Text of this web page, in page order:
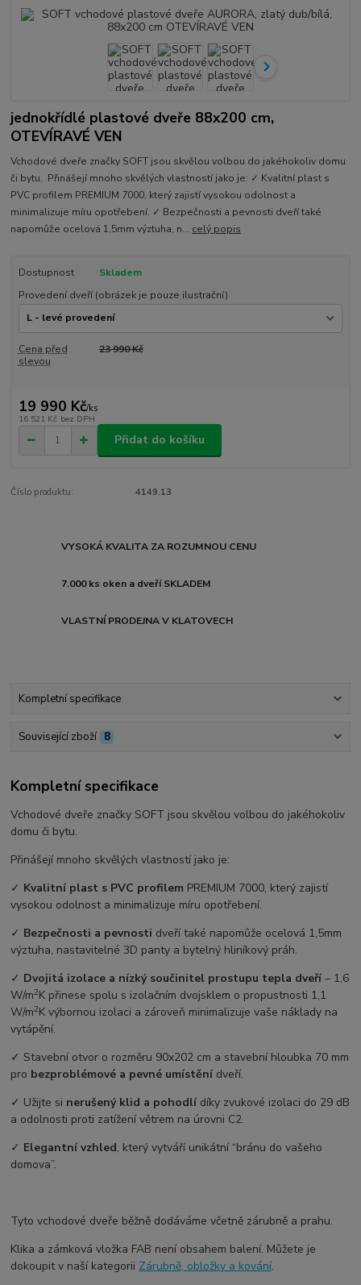
jednokřídlé plastové dveře 88x200 cm,
OTEVÍRAVÉ VEN
Vchodové dveře značky SOFT jsou skvělou volbou do jakéhokoliv domu
či bytu. Přinášejí mnoho skvělých vlastností jako je: ✓ Kvalitní plast s
PVC profilem PREMIUM 7000, který zajistí vysokou odolnost a
minimalizuje míru opotřebení. ✓ Bezpečnosti a pevnosti dveří také
napomůže ocelová 1,5mm výztuha, n... celý popis
Dostupnost
Skladem
Provedení dveří (obrázek je pouze ilustrační)
Cena před
slevou
23 990 Kč
19 990 Kč/ks
16 521 Kč bez DPH
Přidat do košíku
Číslo produktu: 4149.13
VYSOKÁ KVALITA ZA ROZUMNOU CENU
7.000 ks oken a dveří SKLADEM
VLASTNÍ PRODEJNA V KLATOVECH
Kompletní specifikace
Související zboží 8
Kompletní specifikace
Vchodové dveře značky SOFT jsou skvělou volbou do jakéhokoliv
domu či bytu.
Přinášejí mnoho skvělých vlastností jako je:
✓ Kvalitní plast s PVC profilem PREMIUM 7000, který zajistí
vysokou odolnost a minimalizuje míru opotřebení.
✓ Bezpečnosti a pevnosti dveří také napomůže ocelová 1,5mm
výztuha, nastavitelné 3D panty a bytelný hliníkový práh.
✓ Dvojitá izolace a nízký součinitel prostupu tepla dveří –⁠ 1,6
W/m2K přinese spolu s izolačním dvojsklem o propustnosti 1,1
W/m2K výbornou izolaci a zároveň minimalizuje vaše náklady na
vytápění.
✓ Stavební otvor o rozměru 90x202 cm a stavební hloubka 70 mm
pro bezproblémové a pevné umístění dveří.
✓ Užijte si nerušený klid a pohodlí díky zvukové izolaci do 29 dB
a odolnosti proti zatížení větrem na úrovni C2.
✓ Elegantní vzhled, který vytváří unikátní “bránu do vašeho
domova”.
Tyto vchodové dveře běžně dodáváme včetně zárubně a prahu.
Klika a zámková vložka FAB není obsahem balení. Můžete je
dokoupit v naší kategorii Zárubně, obložky a kování.